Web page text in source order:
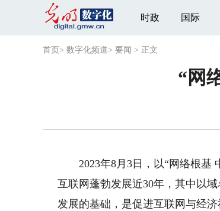
时政 国际
首页 > 数字化频道> 要闻 > 正文
“网
2023年8月3日，以“网络根基
互联网蓬勃发展近30年，其中以
发展的基础，是促进互联网与经